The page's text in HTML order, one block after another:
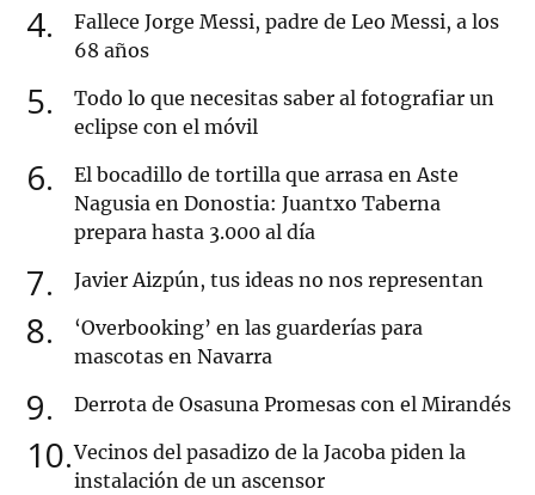
4
Fallece Jorge Messi, padre de Leo Messi, a los
68 años
5
Todo lo que necesitas saber al fotografiar un
eclipse con el móvil
6
El bocadillo de tortilla que arrasa en Aste
Nagusia en Donostia: Juantxo Taberna
prepara hasta 3.000 al día
7 Javier Aizpún, tus ideas no nos representan
8
‘Overbooking’ en las guarderías para
mascotas en Navarra
9 Derrota de Osasuna Promesas con el Mirandés
10 Vecinos del pasadizo de la Jacoba piden la
instalación de un ascensor